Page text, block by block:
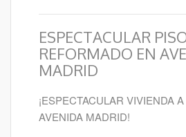
ESPECTACULAR
REFORMADO EN
MADRID
¡ESPECTACULAR VIVIENDA
AVENIDA MADRID!